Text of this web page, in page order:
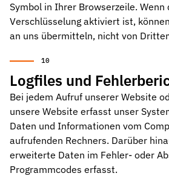
Symbol in Ihrer Browserzeile. Wenn
Verschlüsselung aktiviert ist,
an uns übermitteln, nicht von
Logfiles und
Bei jedem Aufruf unserer Website
unsere Website erfasst unser
Daten und Informationen vom
aufrufenden Rechners. Darüber
erweiterte Daten im Fehler- oder
Programmcodes erfasst.